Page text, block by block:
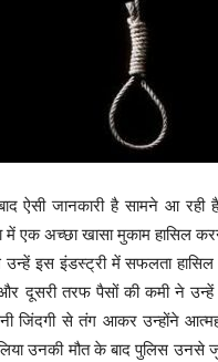
ऐसी जानकारी है सामने आ रही
में एक अच्छा खासा मुकाम हासिल
इस इंडस्ट्री में सफलता हासिल
दूसरी तरफ पैसों की कमी ने उन्हें
जिंदगी से तंग आकर उन्होंने
उनकी मौत के बाद पुलिस उनसे